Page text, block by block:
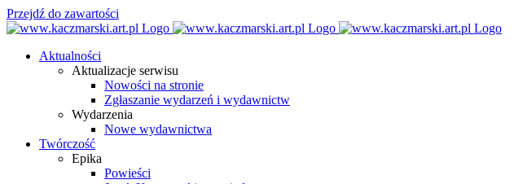
Przejdź do zawartości
Aktualności
Aktualizacje serwisu
Nowości na stronie
Zgłaszanie wydarzeń i wydawnictw
Wydarzenia
Nowe wydawnictwa
Twórczość
Epika
Powieści